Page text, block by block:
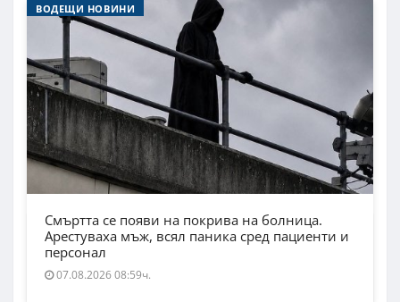
ВОДЕЩИ НОВИНИ
Смъртта се появи на покрива на болница.
Арестуваха мъж, всял паника сред пациенти и
персонал
07.08.2026 08:59ч.